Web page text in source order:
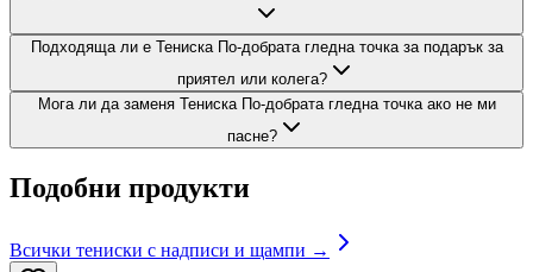
Подходяща ли е Тениска По-добрата гледна точка за подарък за
приятел или колега?
Мога ли да заменя Тениска По-добрата гледна точка ако не ми
пасне?
Подобни продукти
Всички тениски с надписи и щампи →